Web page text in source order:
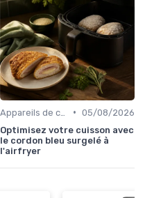
• 05/08/2026
Optimisez votre cuisson avec
le cordon bleu surgelé à
l'airfryer